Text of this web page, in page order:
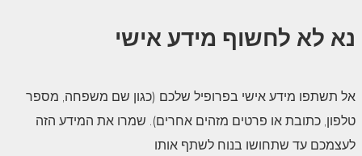
נא לא לחשוף מידע אישי
אל תשתפו מידע אישי בפרופיל שלכם (כגון שם משפחה, מספר
טלפון, כתובת או פרטים מזהים אחרים). שמרו את המידע הזה
לעצמכם עד שתחושו בנוח לשתף אותו